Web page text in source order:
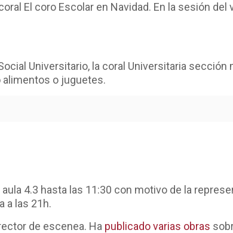
El coro Escolar en Navidad. En la sesión
Universitario, la coral Universitaria
alimentos o juguetes.
4.3 hasta las 11:30 con motivo de la
a las 21h.
de escenea. Ha publicado varias obras